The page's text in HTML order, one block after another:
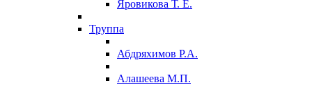
Яровикова Т. Е.
Труппа
Абдряхимов Р.А.
Алашеева М.П.